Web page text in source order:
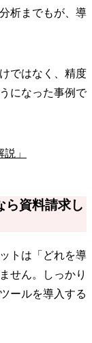
析までもが、導
ではなく、精度
になった事例で
」
ら資料請求し
トは「どれを導
せん。しっかり
ールを導入する